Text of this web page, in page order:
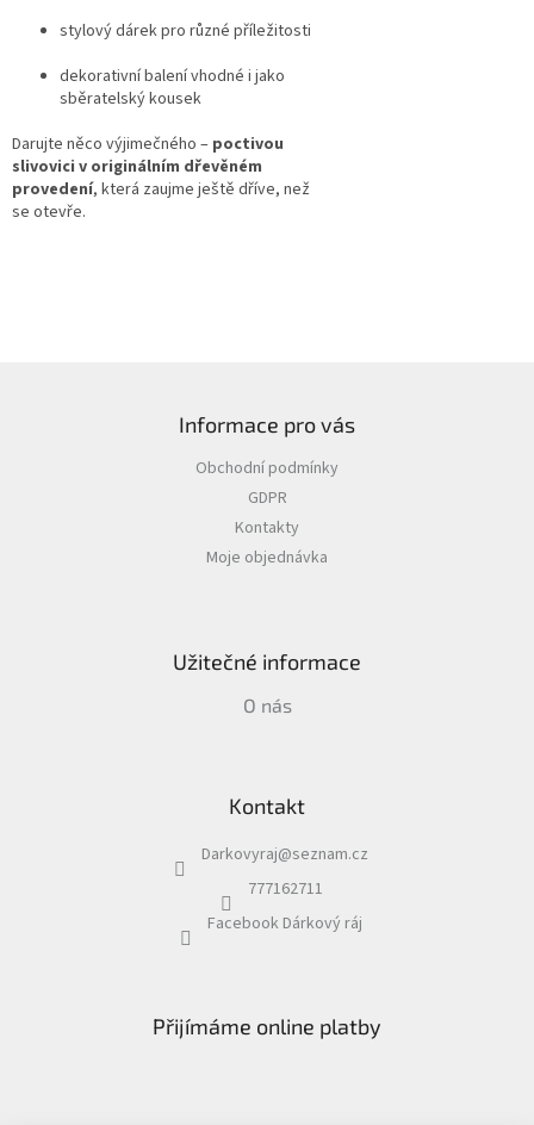
stylový dárek pro různé příležitosti
dekorativní balení vhodné i jako
sběratelský kousek
Darujte něco výjimečného – poctivou
slivovici v originálním dřevěném
provedení, která zaujme ještě dříve, než
se otevře.
Informace pro vás
Obchodní podmínky
GDPR
Kontakty
Moje objednávka
Užitečné informace
O nás
Kontakt
Darkovyraj@seznam.cz
777162711
Facebook Dárkový ráj
Přijímáme online platby